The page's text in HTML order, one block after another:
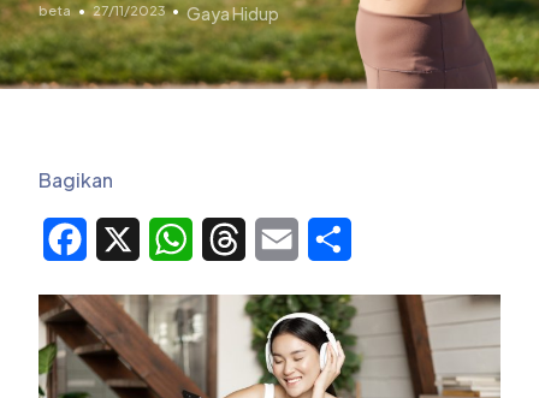
beta 27/11/2023 Gaya Hidup
Bagikan
Facebook WhatsAppThreadsEmail